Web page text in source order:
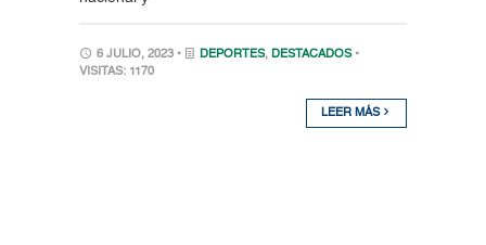
6 JULIO, 2023 • DEPORTES, DESTACADOS •
VISITAS: 1170
LEER MÁS